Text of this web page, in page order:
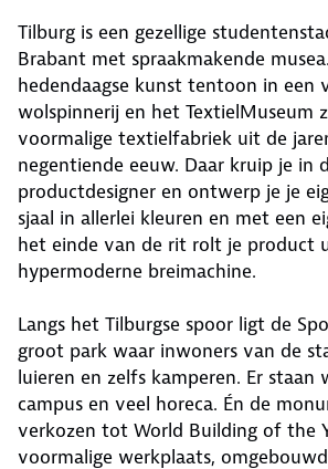
Tilburg is een gezellige
Brabant met spraakmakende
hedendaagse kunst tentoon in een
wolspinnerij en het TextielMuseum
voormalige textielfabriek uit de
negentiende eeuw. Daar kruip je in
productdesigner en ontwerp je je
sjaal in allerlei kleuren en met een
het einde van de rit rolt je product
hypermoderne breimachine.
Langs het Tilburgse spoor ligt de
groot park waar inwoners van de
luieren en zelfs kamperen. Er staan
campus en veel horeca. Én de
verkozen tot World Building of the
voormalige werkplaats,